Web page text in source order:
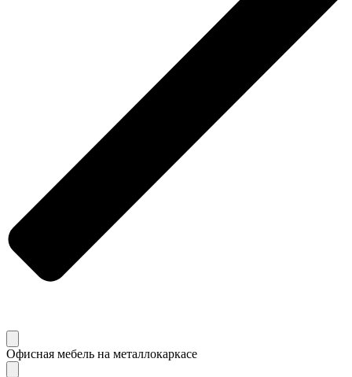
Офисная мебель на металлокаркасе